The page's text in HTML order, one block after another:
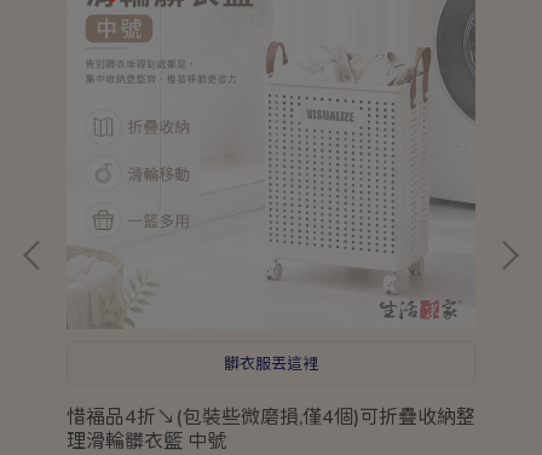
髒衣服丟這裡
惜福品4折↘(包裝些微磨損,僅4個)可折疊收納整
理滑輪髒衣籃 中號